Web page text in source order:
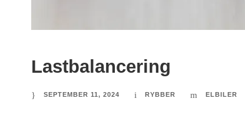
Lastbalancering
SEPTEMBER 11, 2024 RYBBER ELBILER